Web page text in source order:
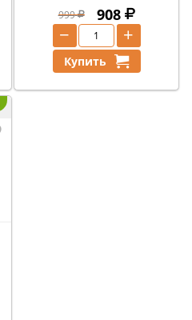
999 908
+
−
Купить